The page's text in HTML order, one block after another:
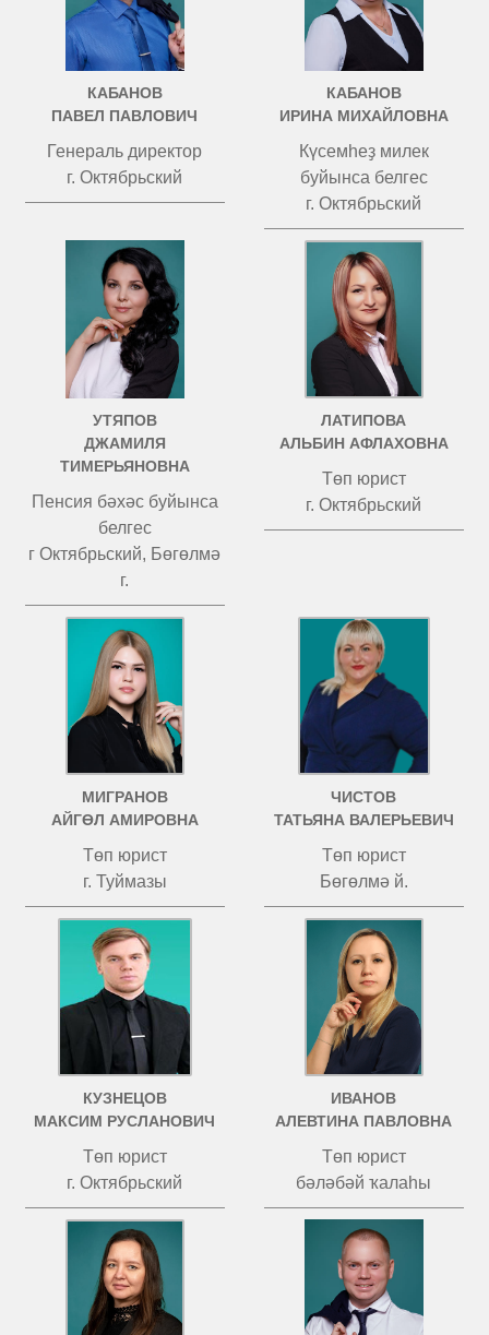
КАБАНОВ
ПАВЕЛ ПАВЛОВИЧ
Генераль директор
г. Октябрьский
КАБАНОВ
ИРИНА МИХАЙЛОВНА
Күсемһеҙ милек
буйынса белгес
г. Октябрьский
УТЯПОВ
ДЖАМИЛЯ
ТИМЕРЬЯНОВНА
Пенсия бәхәс буйынса
белгес
г Октябрьский, Бөгөлмә
г.
ЛАТИПОВА
АЛЬБИН АФЛАХОВНА
Төп юрист
г. Октябрьский
МИГРАНОВ
АЙГӨЛ АМИРОВНА
Төп юрист
г. Туймазы
ЧИСТОВ
ТАТЬЯНА ВАЛЕРЬЕВИЧ
Төп юрист
Бөгөлмә й.
КУЗНЕЦОВ
МАКСИМ РУСЛАНОВИЧ
Төп юрист
г. Октябрьский
ИВАНОВ
АЛЕВТИНА ПАВЛОВНА
Төп юрист
бәләбәй ҡалаһы